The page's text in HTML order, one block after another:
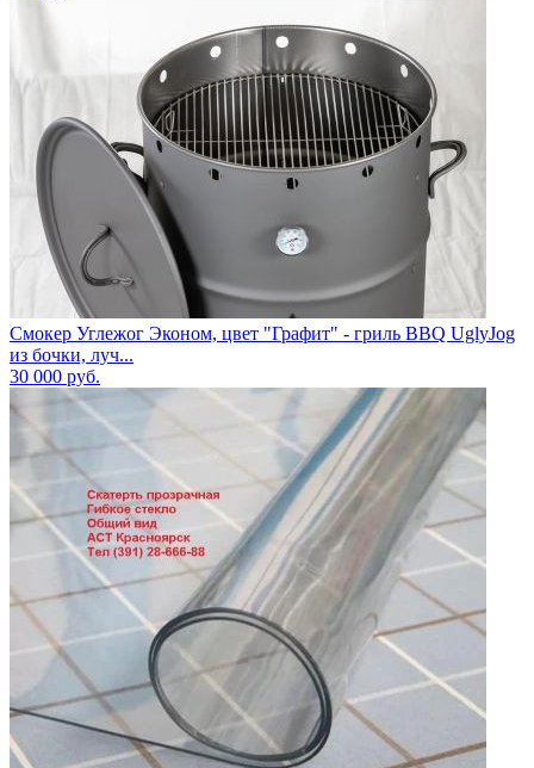
Смокер Углежог Эконом, цвет "Графит" - гриль BBQ UglyJog
из бочки, луч...
30 000 руб.